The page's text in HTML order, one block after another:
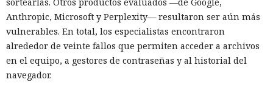
sortearlas. Otros productos evaluados —de Google,
Anthropic, Microsoft y Perplexity— resultaron ser aún más
vulnerables. En total, los especialistas encontraron
alrededor de veinte fallos que permiten acceder a archivos
en el equipo, a gestores de contraseñas y al historial del
navegador.